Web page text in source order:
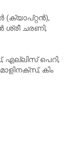
ശ്രീ ചരണി,
എല്ലിസ് പെറി,
കിം